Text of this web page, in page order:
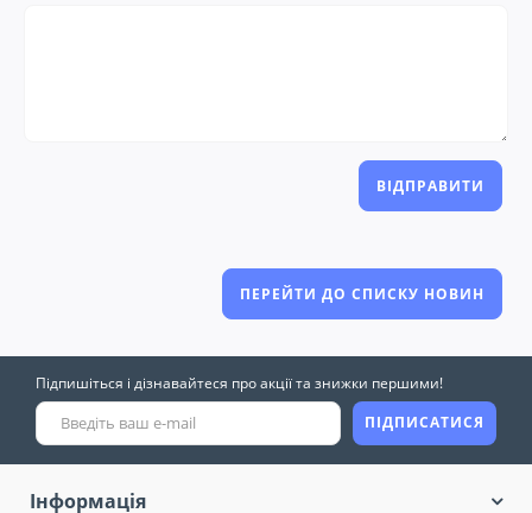
ВІДПРАВИТИ
ПЕРЕЙТИ ДО СПИСКУ НОВИН
Підпишіться і дізнавайтеся про акції та знижки першими!
ПІДПИСАТИСЯ
Інформація